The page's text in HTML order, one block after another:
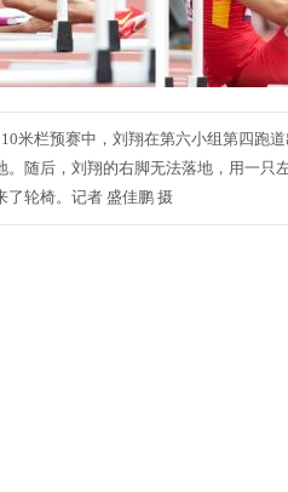
米栏预赛中，刘翔在第六小组第四跑
。随后，刘翔的右脚无法落地，用一只
了轮椅。记者 盛佳鹏 摄